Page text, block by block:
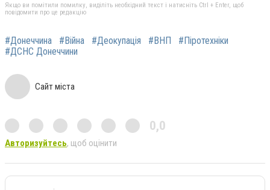
Якщо ви помітили помилку, виділіть необхідний текст і натисніть Ctrl + Enter, щоб
повідомити про це редакцію
#Донеччина #Війна #Деокупація #ВНП
#Піротехніки
#ДСНС Донеччини
Сайт міста
0,0
Авторизуйтесь, щоб оцінити